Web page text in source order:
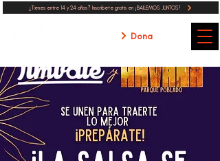
¿Tienes entre 14 y 24 años? Inscribete gratis en ¡BAILEMOS JUNTOS!
Dona